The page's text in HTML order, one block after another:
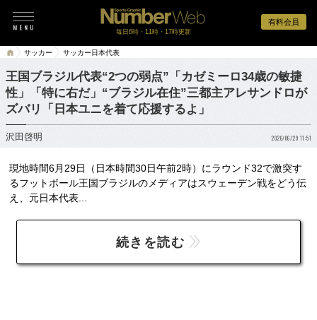
有料会員
毎日6時・11時・17時更新
サッカー サッカー日本代表
王国ブラジル代表“2つの弱点”「カゼミーロ34歳の敏捷
性」「特に右だ」“ブラジル在住”三都主アレサンドロが
ズバリ「日本ユニを着て応援するよ」
沢田啓明 2026/06/29 11:51
現地時間6月29日（日本時間30日午前2時）にラウンド32で激突す
るフットボール王国ブラジルのメディアはスウェーデン戦をどう伝
え、元日本代表...
続きを読む